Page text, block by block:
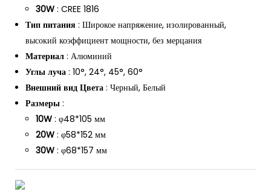
30W : CREE 1816
Тип питания : Широкое напряжение, изолированный,
высокий коэффициент мощности, без мерцания
Материал : Алюминий
Углы луча : 10°, 24°, 45°, 60°
Внешний вид Цвета : Черный, Белый
Размеры :
10W : φ48*105 мм
20W : φ58*152 мм
30W : φ68*157 мм